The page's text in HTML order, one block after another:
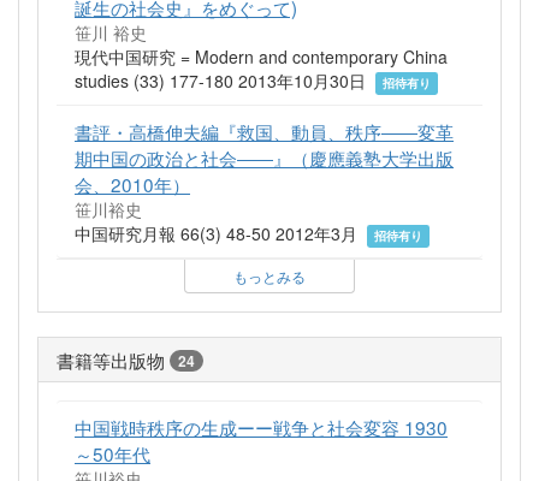
誕生の社会史』をめぐって)
笹川 裕史
現代中国研究 = Modern and contemporary China
studies (33) 177-180 2013年10月30日
招待有り
書評・高橋伸夫編『救国、動員、秩序――変革
期中国の政治と社会――』（慶應義塾大学出版
会、2010年）
笹川裕史
中国研究月報 66(3) 48-50 2012年3月
招待有り
もっとみる
書籍等出版物 24
中国戦時秩序の生成ーー戦争と社会変容 1930
～50年代